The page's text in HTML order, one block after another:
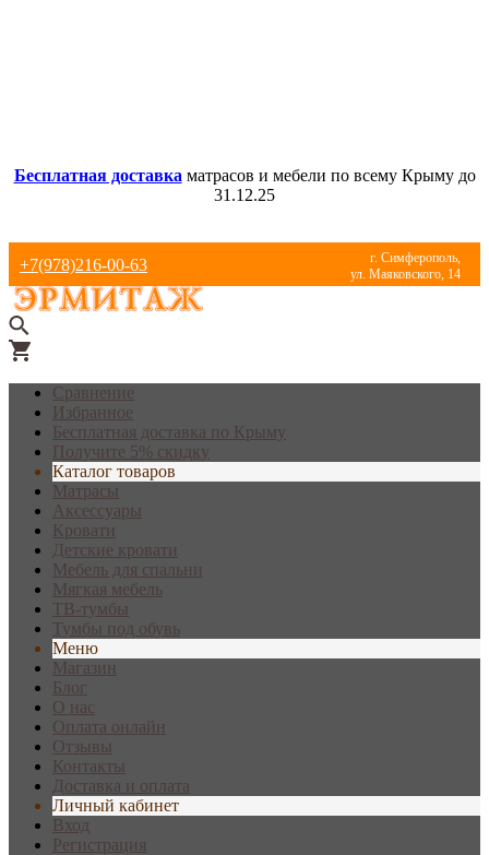
Бесплатная доставка матрасов и мебели по всему Крыму до
31.12.25
+7(978)216-00-63
г. Симферополь,
ул. Маяковского, 14
Сравнение
Избранное
Бесплатная доставка по Крыму
Получите 5% скидку
Каталог товаров
Матрасы
Аксессуары
Кровати
Детские кровати
Мебель для спальни
Мягкая мебель
ТВ-тумбы
Тумбы под обувь
Меню
Магазин
Блог
О нас
Оплата онлайн
Отзывы
Контакты
Доставка и оплата
Личный кабинет
Вход
Регистрация